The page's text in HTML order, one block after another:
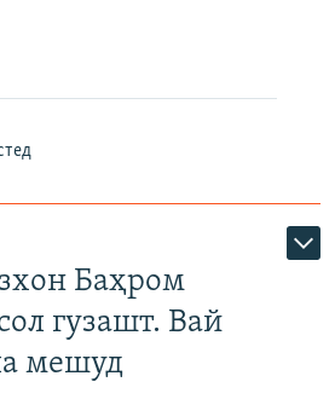
Баҳром
гузашт. Вай
мешуд